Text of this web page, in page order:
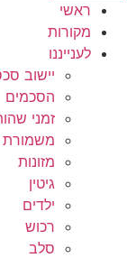
ראשי
מקורות
לענייננו
יישוב
הסכמים
זמני
משמורת
מזונות
גיטין
ילדים
רכוש
סלב